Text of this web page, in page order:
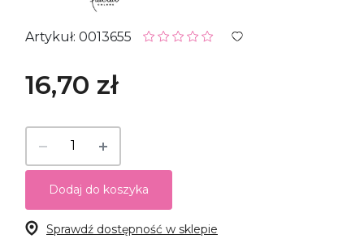
Artykuł: 0013655
16,70 zł
Dodaj do koszyka
Sprawdź dostępność w sklepie